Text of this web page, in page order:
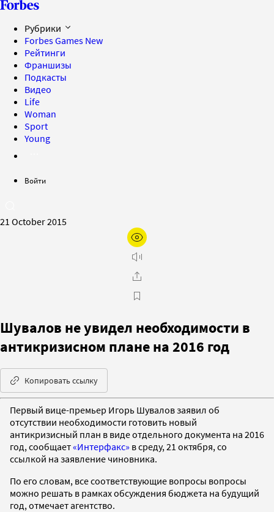
Рубрики
Forbes Games New
Рейтинги
Франшизы
Подкасты
Видео
Life
Woman
Sport
Young
Войти
21 October 2015
Шувалов не увидел необходимости в
антикризисном плане на 2016 год
Копировать ссылку
Первый вице-премьер Игорь Шувалов заявил об
отсутствии необходимости готовить новый
антикризисный план в виде отдельного документа на 2016
год, сообщает«Интерфакс» в среду, 21 октября, со
ссылкой на заявление чиновника.
По его словам, все соответствующие вопросы вопросы
можно решать в рамках обсуждения бюджета на будущий
год, отмечает агентство.